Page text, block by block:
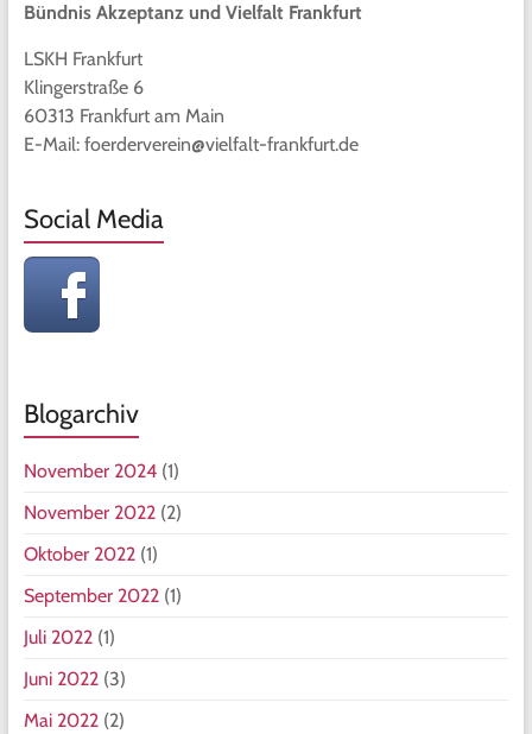
Bündnis Akzeptanz und Vielfalt Frankfurt
LSKH Frankfurt
Klingerstraße 6
60313 Frankfurt am Main
E-Mail: foerderverein@vielfalt-frankfurt.de
Social Media
Blogarchiv
November 2024(1)
November 2022(2)
Oktober 2022(1)
September 2022(1)
Juli 2022(1)
Juni 2022(3)
Mai 2022(2)